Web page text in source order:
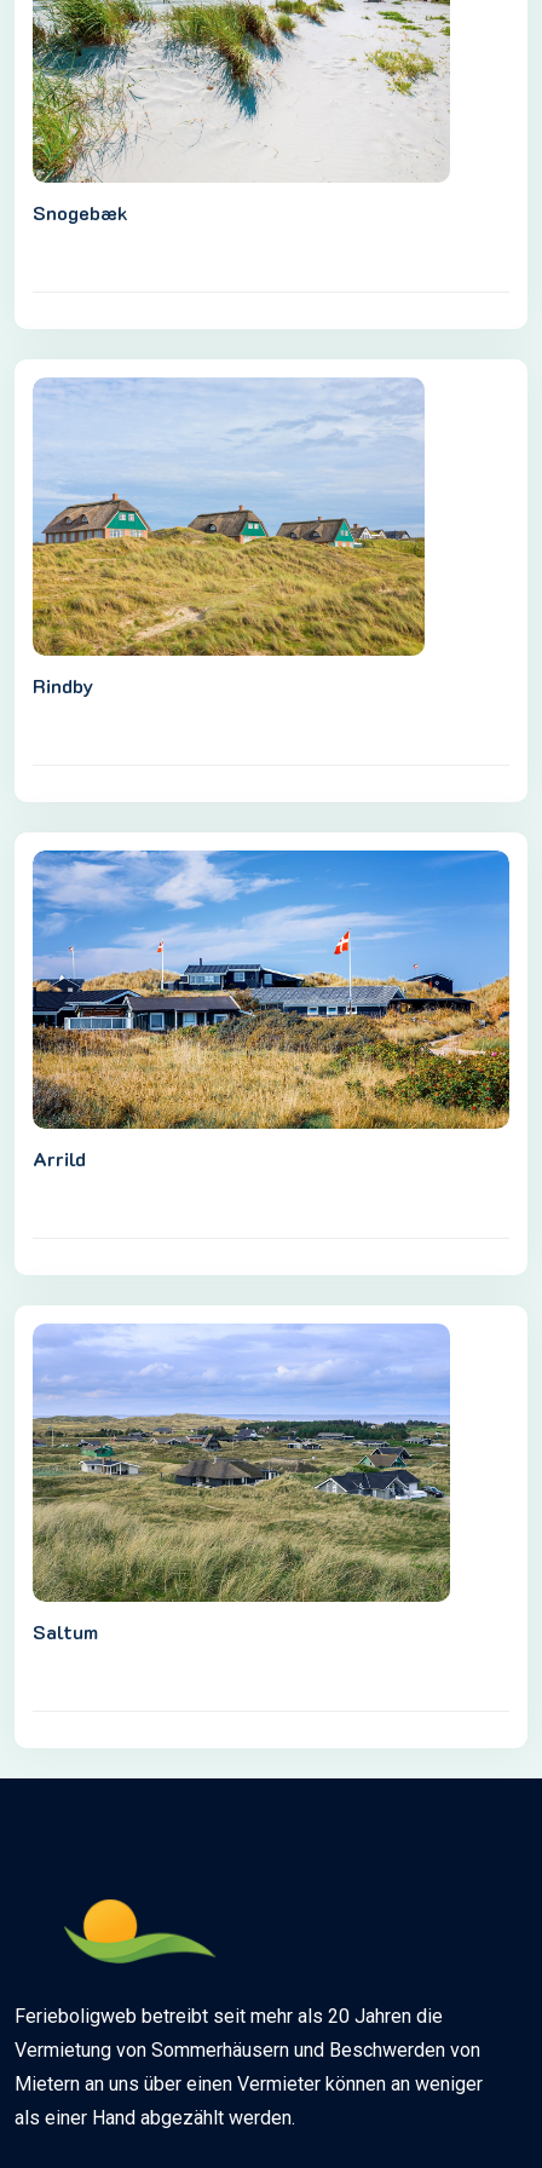
Snogebæk
Rindby
Arrild
Saltum
Ferieboligweb betreibt seit mehr als 20 Jahren die
Vermietung von Sommerhäusern und Beschwerden von
Mietern an uns über einen Vermieter können an weniger
als einer Hand abgezählt werden.